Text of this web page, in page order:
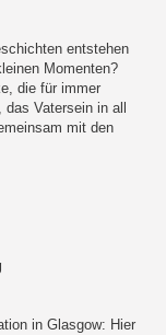
entstehen
Momenten?
die für immer
Vatersein in all
mit den
in Glasgow: Hier